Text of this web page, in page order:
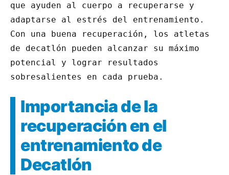
que ayuden al cuerpo a recuperarse y
adaptarse al estrés del entrenamiento.
Con una buena recuperación, los atletas
de decatlón pueden alcanzar su máximo
potencial y lograr resultados
sobresalientes en cada prueba.
Importancia de la
recuperación en el
entrenamiento de
Decatlón